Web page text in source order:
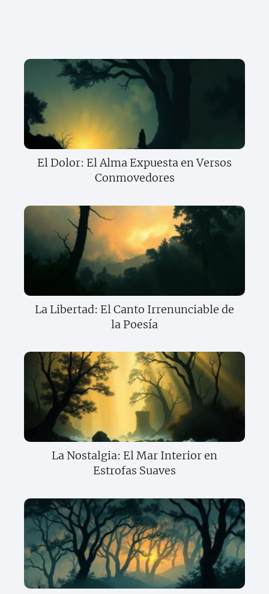
El Dolor: El Alma Expuesta en Versos
Conmovedores
La Libertad: El Canto Irrenunciable de
la Poesía
La Nostalgia: El Mar Interior en
Estrofas Suaves